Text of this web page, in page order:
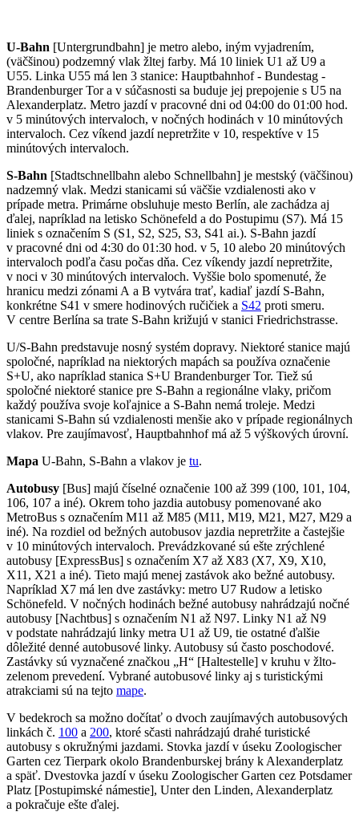
U-Bahn [Untergrundbahn] je metro alebo, iným vyjadrením,
(väčšinou) podzemný vlak žltej farby. Má 10 liniek U1 až U9 a
U55. Linka U55 má len 3 stanice: Hauptbahnhof - Bundestag -
Brandenburger Tor a v súčasnosti sa buduje jej prepojenie s U5 na
Alexanderplatz. Metro jazdí v pracovné dni od 04:00 do 01:00 hod.
v 5 minútových intervaloch, v nočných hodinách v 10 minútových
intervaloch. Cez víkend jazdí nepretržite v 10, respektíve v 15
minútových intervaloch.
S-Bahn [Stadtschnellbahn alebo Schnellbahn] je mestský (väčšinou)
nadzemný vlak. Medzi stanicami sú väčšie vzdialenosti ako v
prípade metra. Primárne obsluhuje mesto Berlín, ale zachádza aj
ďalej, napríklad na letisko Schönefeld a do Postupimu (S7). Má 15
liniek s označením S (S1, S2, S25, S3, S41 ai.). S-Bahn jazdí
v pracovné dni od 4:30 do 01:30 hod. v 5, 10 alebo 20 minútových
intervaloch podľa času počas dňa. Cez víkendy jazdí nepretržite,
v noci v 30 minútových intervaloch. Vyššie bolo spomenuté, že
hranicu medzi zónami A a B vytvára trať, kadiaľ jazdí S-Bahn,
konkrétne S41 v smere hodinových ručičiek a S42 proti smeru.
V centre Berlína sa trate S-Bahn križujú v stanici Friedrichstrasse.
U/S-Bahn predstavuje nosný systém dopravy. Niektoré stanice majú
spoločné, napríklad na niektorých mapách sa používa označenie
S+U, ako napríklad stanica S+U Brandenburger Tor. Tiež sú
spoločné niektoré stanice pre S-Bahn a regionálne vlaky, pričom
každý používa svoje koľajnice a S-Bahn nemá troleje. Medzi
stanicami S-Bahn sú vzdialenosti menšie ako v prípade regionálnych
vlakov. Pre zaujímavosť, Hauptbahnhof má až 5 výškových úrovní.
Mapa U-Bahn, S-Bahn a vlakov je tu.
Autobusy [Bus] majú číselné označenie 100 až 399 (100, 101, 104,
106, 107 a iné). Okrem toho jazdia autobusy pomenované ako
MetroBus s označením M11 až M85 (M11, M19, M21, M27, M29 a
iné). Na rozdiel od bežných autobusov jazdia nepretržite a častejšie
v 10 minútových intervaloch. Prevádzkované sú ešte zrýchlené
autobusy [ExpressBus] s označením X7 až X83 (X7, X9, X10,
X11, X21 a iné). Tieto majú menej zastávok ako bežné autobusy.
Napríklad X7 má len dve zastávky: metro U7 Rudow a letisko
Schönefeld. V nočných hodinách bežné autobusy nahrádzajú nočné
autobusy [Nachtbus] s označením N1 až N97. Linky N1 až N9
v podstate nahrádzajú linky metra U1 až U9, tie ostatné ďalšie
dôležité denné autobusové linky. Autobusy sú často poschodové.
Zastávky sú vyznačené značkou „H“ [Haltestelle] v kruhu v žlto-
zelenom prevedení. Vybrané autobusové linky aj s turistickými
atrakciami sú na tejto mape.
V bedekroch sa možno dočítať o dvoch zaujímavých autobusových
linkách č. 100 a 200, ktoré sčasti nahrádzajú drahé turistické
autobusy s okružnými jazdami. Stovka jazdí v úseku Zoologischer
Garten cez Tierpark okolo Brandenburskej brány k Alexanderplatz
a späť. Dvestovka jazdí v úseku Zoologischer Garten cez Potsdamer
Platz [Postupimské námestie], Unter den Linden, Alexanderplatz
a pokračuje ešte ďalej.